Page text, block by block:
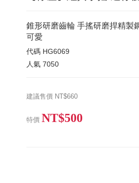
錐形研磨齒輪 手搖研磨捍精製
可愛
代碼 HG6069
人氣 7050
建議售價 NT$660
特價 NT$500